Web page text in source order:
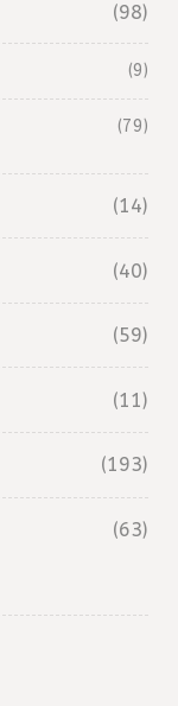
(98)
(9)
(79)
(14)
(40)
(59)
(11)
(193)
(63)